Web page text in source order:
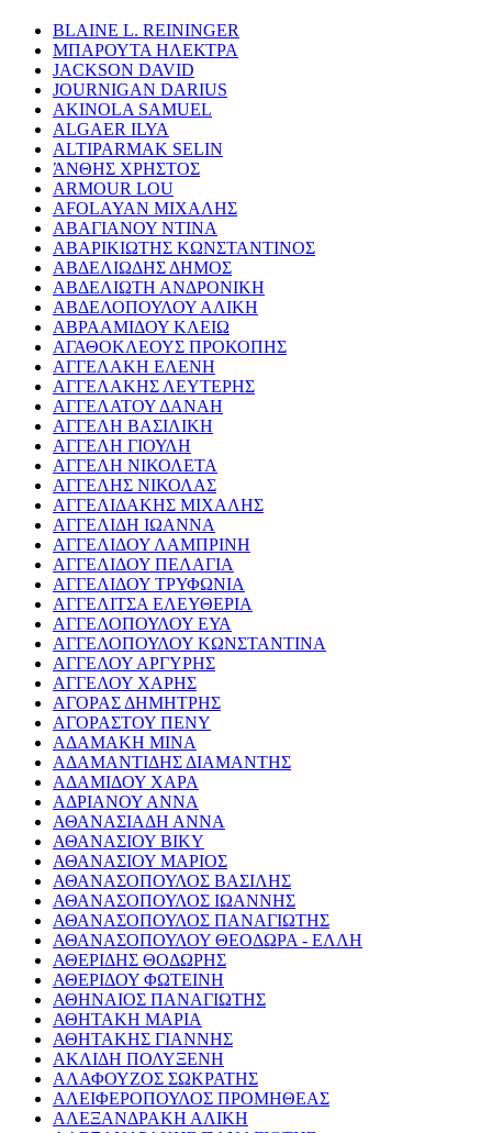
BLAINE L. REININGER
ΜΠΑΡΟΥΤΑ ΗΛΕΚΤΡΑ
JACKSON DAVID
JOURNIGAN DARIUS
AKINOLA SAMUEL
ALGAER ILYA
ALTIPARMAK SELIN
ΆΝΘΗΣ ΧΡΗΣΤΟΣ
ARMOUR LOU
AFOLAYAN ΜΙΧΑΛΗΣ
ΑΒΑΓΙΑΝΟΥ ΝΤΙΝΑ
ΑΒΑΡΙΚΙΩΤΗΣ ΚΩΝΣΤΑΝΤΙΝΟΣ
ΑΒΔΕΛΙΩΔΗΣ ΔΗΜΟΣ
ΑΒΔΕΛΙΩΤΗ ΑΝΔΡΟΝΙΚΗ
ΑΒΔΕΛΟΠΟΥΛΟΥ ΑΛΙΚΗ
ΑΒΡΑΑΜΙΔΟΥ ΚΛΕΙΩ
ΑΓΑΘΟΚΛΕΟΥΣ ΠΡΟΚΟΠΗΣ
ΑΓΓΕΛΑΚΗ ΕΛΕΝΗ
ΑΓΓΕΛΑΚΗΣ ΛΕΥΤΕΡΗΣ
ΑΓΓΕΛΑΤΟΥ ΔΑΝΑΗ
ΑΓΓΕΛΗ ΒΑΣΙΛΙΚΗ
ΑΓΓΕΛΗ ΓΙΟΥΛΗ
ΑΓΓΕΛΗ ΝΙΚΟΛΕΤΑ
ΑΓΓΕΛΗΣ ΝΙΚΟΛΑΣ
ΑΓΓΕΛΙΔΑΚΗΣ ΜΙΧΑΛΗΣ
ΑΓΓΕΛΙΔΗ ΙΩΑΝΝΑ
ΑΓΓΕΛΙΔΟΥ ΛΑΜΠΡΙΝΗ
ΑΓΓΕΛΙΔΟΥ ΠΕΛΑΓΙΑ
ΑΓΓΕΛΙΔΟΥ ΤΡΥΦΩΝΙΑ
ΑΓΓΕΛΙΤΣΑ ΕΛΕΥΘΕΡΙΑ
ΑΓΓΕΛΟΠΟΥΛΟΥ ΕΥΑ
ΑΓΓΕΛΟΠΟΥΛΟΥ ΚΩΝΣΤΑΝΤΙΝΑ
ΑΓΓΕΛΟΥ ΑΡΓΥΡΗΣ
ΑΓΓΕΛΟΥ ΧΑΡΗΣ
ΑΓΟΡΑΣ ΔΗΜΗΤΡΗΣ
ΑΓΟΡΑΣΤΟΥ ΠΕΝΥ
ΑΔΑΜΑΚΗ ΜΙΝΑ
ΑΔΑΜΑΝΤΙΔΗΣ ΔΙΑΜΑΝΤΗΣ
ΑΔΑΜΙΔΟΥ ΧΑΡΑ
ΑΔΡΙΑΝΟΥ ΑΝΝΑ
ΑΘΑΝΑΣΙΑΔΗ ΑΝΝΑ
ΑΘΑΝΑΣΙΟΥ ΒΙΚΥ
ΑΘΑΝΑΣΙΟΥ ΜΑΡΙΟΣ
ΑΘΑΝΑΣΟΠΟΥΛΟΣ ΒΑΣΙΛΗΣ
ΑΘΑΝΑΣΟΠΟΥΛΟΣ ΙΩΑΝΝΗΣ
ΑΘΑΝΑΣΟΠΟΥΛΟΣ ΠΑΝΑΓΙΩΤΗΣ
ΑΘΑΝΑΣΟΠΟΥΛΟΥ ΘΕΟΔΩΡΑ - ΕΛΛΗ
ΑΘΕΡΙΔΗΣ ΘΟΔΩΡΗΣ
ΑΘΕΡΙΔΟΥ ΦΩΤΕΙΝΗ
ΑΘΗΝΑΙΟΣ ΠΑΝΑΓΙΩΤΗΣ
ΑΘΗΤΑΚΗ ΜΑΡΙΑ
ΑΘΗΤΑΚΗΣ ΓΙΑΝΝΗΣ
ΑΚΛΙΔΗ ΠΟΛΥΞΕΝΗ
ΑΛΑΦΟΥΖΟΣ ΣΩΚΡΑΤΗΣ
ΑΛΕΙΦΕΡΟΠΟΥΛΟΣ ΠΡΟΜΗΘΕΑΣ
ΑΛΕΞΑΝΔΡΑΚΗ ΑΛΙΚΗ